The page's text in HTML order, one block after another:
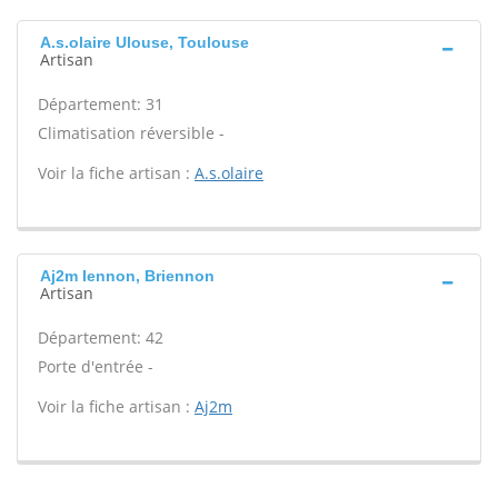
A.s.olaire Ulouse, Toulouse
Artisan
Département: 31
Climatisation réversible -
Voir la fiche artisan : A.s.olaire
Aj2m Iennon, Briennon
Artisan
Département: 42
Porte d'entrée -
Voir la fiche artisan : Aj2m